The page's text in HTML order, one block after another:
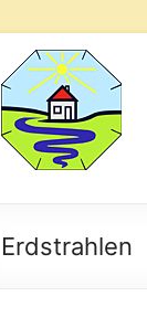
Wohn-
und
Geschäftsberatung
Erdstrahlen